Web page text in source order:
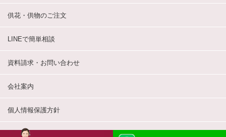
供花・供物のご注文
LINEで簡単相談
資料請求・お問い合わせ
会社案内
個人情報保護方針